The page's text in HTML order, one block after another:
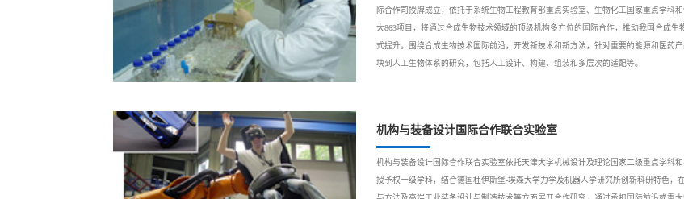
际合作司授牌成立，依托于系统生物工程教育部重点实验室、生物化工国家重点学科和
大863项目，将通过合成生物技术领域的顶级机构多方位的国际合作，推动我国合成生
式提升。围绕合成生物技术国际前沿，开发新技术和新方法，针对重要的能源和医药
块到人工生物体系的研究，包括人工设计、构建、组装和多层次的适配等。
机构与装备设计国际合作联合实验室
机构与装备设计国际合作联合实验室依托天津大学机械设计及理论国家二级重点学科
授予权一级学科，结合德国杜伊斯堡-埃森大学力学及机器人学研究所创新科研特色，